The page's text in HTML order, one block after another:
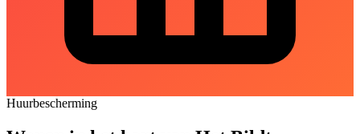
Huurbescherming